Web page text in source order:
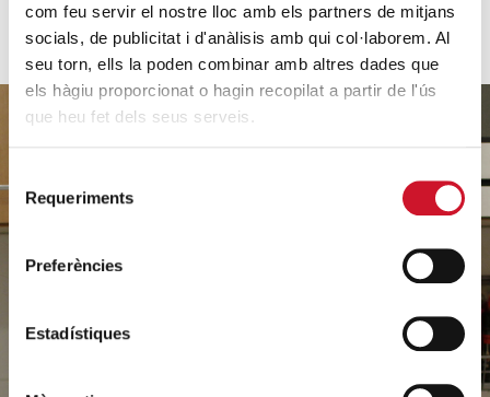
com feu servir el nostre lloc amb els partners de mitjans
socials, de publicitat i d'anàlisis amb qui col·laborem. Al
seu torn, ells la poden combinar amb altres dades que
els hàgiu proporcionat o hagin recopilat a partir de l'ús
que heu fet dels seus serveis.
consentiment
Requeriments
Preferències
Estadístiques